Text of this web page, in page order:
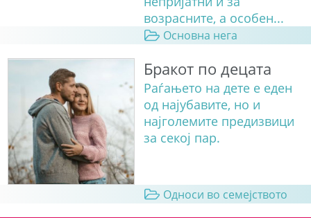
возрасните, а особен...
Основна нега
Бракот по децата
Раѓањето на дете е еден
од најубавите, но и
најголемите предизвици
за секој пар.
Односи во семејството